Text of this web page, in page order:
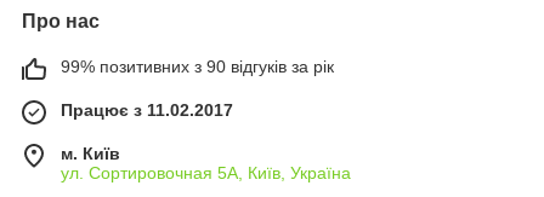
Про нас
99% позитивних з 90 відгуків за рік
Працює з 11.02.2017
м. Київ
ул. Сортировочная 5А, Київ, Україна